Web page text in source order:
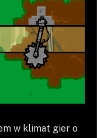
w klimat gier o